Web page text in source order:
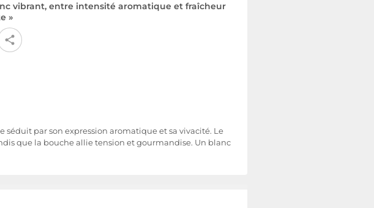
vibrant, entre intensité aromatique et fraîcheur
»
par son expression aromatique et sa vivacité. Le
que la bouche allie tension et gourmandise. Un blanc